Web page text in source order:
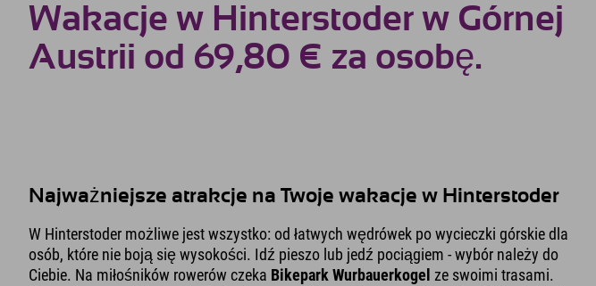
Wakacje w Hinterstoder w Górnej
Austrii od 69,80 € za osobę.
Najważniejsze atrakcje na Twoje wakacje w Hinterstoder
W Hinterstoder możliwe jest wszystko: od łatwych wędrówek po wycieczki górskie dla
osób, które nie boją się wysokości. Idź pieszo lub jedź pociągiem - wybór należy do
Ciebie. Na miłośników rowerów czeka Bikepark Wurbauerkogel ze swoimi trasami.